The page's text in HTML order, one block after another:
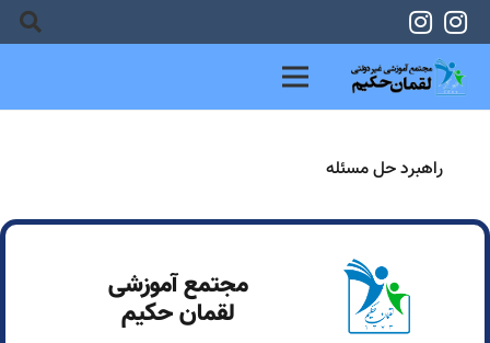
راهبرد حل مسئله
مجتمع آموزشی
لقمان حکیم